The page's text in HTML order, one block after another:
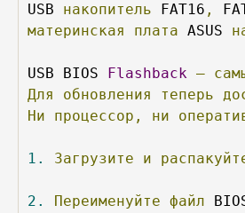
USB накопитель FAT16 ,
материнская
плата ASUS
USB BIOS Flashback –
Для
обновления теперь
Ни
процессор, ни
1. Загрузите и
2. Переименуйте файл